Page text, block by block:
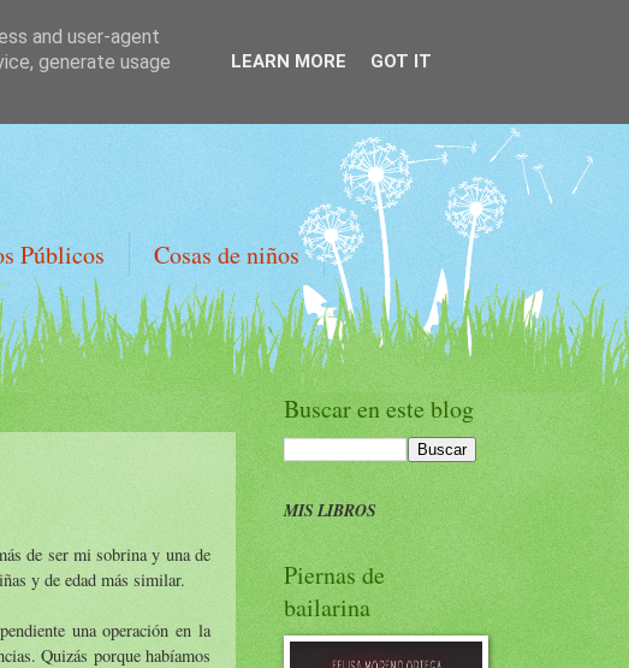
Públicos Cosas de niños
de ser mi sobrina y una de
y de edad más similar.
una operación en la
Quizás porque habíamos
Buscar en este blog
MIS LIBROS
Piernas de
bailarina
and user-agent
generate usage
LEARN MORE GOT IT